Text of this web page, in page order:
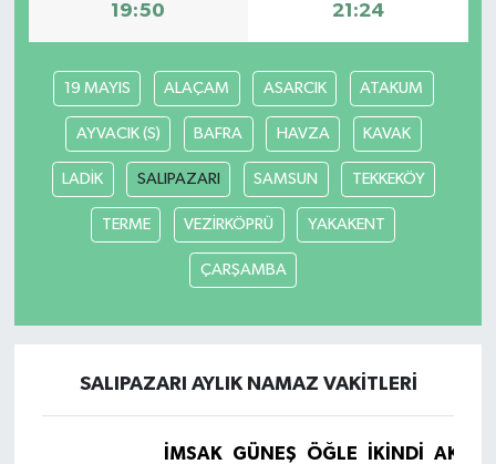
19:50 21:24
19 MAYIS ALAÇAM ASARCIK ATAKUM
AYVACIK (S) BAFRA HAVZA KAVAK
LADİK SALIPAZARI SAMSUN TEKKEKÖY
TERME VEZİRKÖPRÜ YAKAKENT
ÇARŞAMBA
SALIPAZARI AYLIK NAMAZ VAKITLERI
İMSAK GÜNEŞ ÖĞLE İKINDI